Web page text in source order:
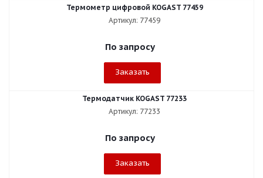
Термометр цифровой KOGAST 77459
Артикул: 77459
По запросу
Заказать
Термодатчик KOGAST 77233
Артикул: 77233
По запросу
Заказать